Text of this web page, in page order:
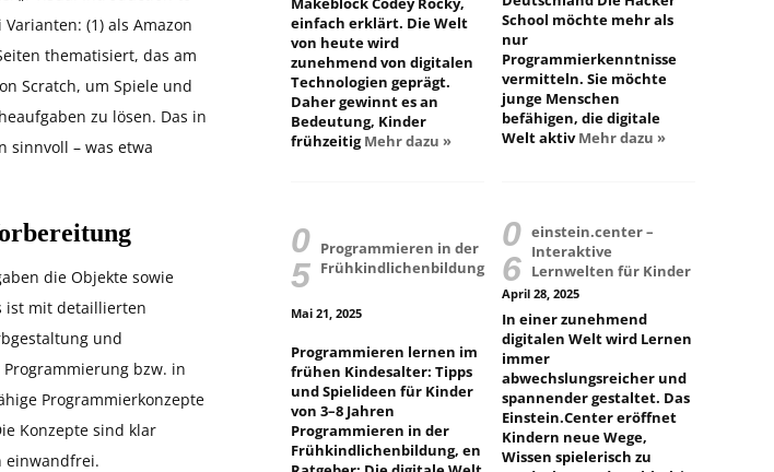
(1) als Amazon
thematisiert, das am
Scratch, um Spiele und
zu lösen. Das in
sinnvoll – was etwa
die Objekte sowie
ist mit detaillierten
und
bzw. in
Programmierkonzepte
Konzepte sind klar
einwandfrei.
einfach erklärt. Die Welt
von heute wird
zunehmend von digitalen
Technologien geprägt.
Daher gewinnt es an
Bedeutung, Kinder
frühzeitigMehr dazu »
School möchte mehr als
nur
Programmierkenntnisse
vermitteln. Sie möchte
junge Menschen
befähigen, die digitale
Welt aktivMehr dazu »
Programmieren in der
Frühkindlichenbildung
Mai 21, 2025
Programmieren lernen im
frühen Kindesalter: Tipps
und Spielideen für Kinder
von 3–8 Jahren
Programmieren in der
Frühkindlichenbildung, en
einstein.center –
Interaktive
Lernwelten für Kinder
April 28, 2025
In einer zunehmend
digitalen Welt wird Lernen
immer
abwechslungsreicher und
spannender gestaltet. Das
Einstein.Center eröffnet
Kindern neue Wege,
Wissen spielerisch zu